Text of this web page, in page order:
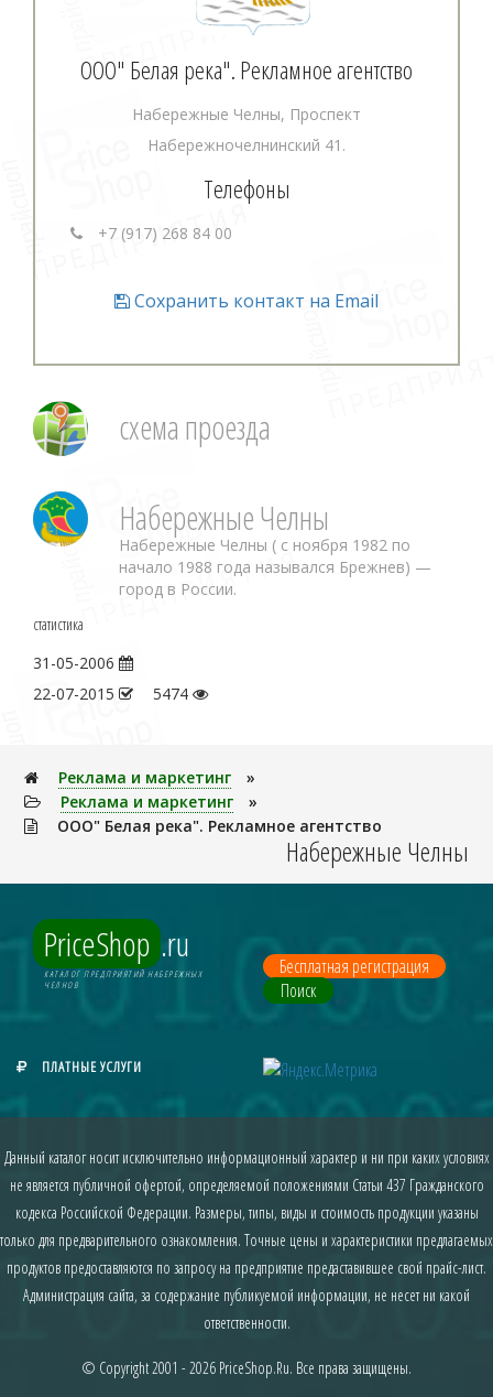
ООО" Белая река". Рекламное агентство
Набережные Челны, Проспект
Набережночелнинский 41.
Телефоны
+7 (917) 268 84 00
Сохранить контакт на Email
схема проезда
Набережные Челны
Набережные Челны ( с ноября 1982 по
начало 1988 года назывался Брежнев) —
город в России.
статистика
31-05-2006
22-07-2015
5474
Реклама и маркетинг
»
Реклама и маркетинг
»
ООО" Белая река". Рекламное агентство
Набережные Челны
PriceShop .ru
КАТАЛОГ ПРЕДПРИЯТИЙ НАБЕРЕЖНЫХ
ЧЕЛНОВ
Бесплатная регистрация
Поиск
ПЛАТНЫЕ УСЛУГИ
Данный каталог носит исключительно информационный характер и ни при каких условиях
не является публичной офертой, определяемой положениями Статьи 437 Гражданского
кодекса Российской Федерации. Размеры, типы, виды и стоимость продукции указаны
только для предварительного ознакомления. Точные цены и характеристики предлагаемых
продуктов предоставляются по запросу на предприятие предаставившее свой прайс-лист.
Администрация сайта, за содержание публикуемой информации, не несет ни какой
ответственности.
© Copyright 2001 - 2026 PriceShop.Ru. Все права защищены.